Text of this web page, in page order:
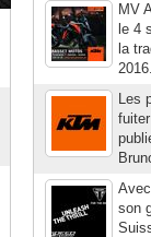
MV
le 4
la
Les
son